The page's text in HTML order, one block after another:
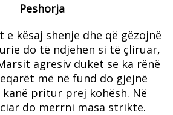
Peshorja
e kësaj shenje dhe që gëzojnë
do të ndjehen si të çliruar,
agresiv duket se ka rënë
më në fund do gjejnë
kanë pritur prej kohësh. Në
do merrni masa strikte.